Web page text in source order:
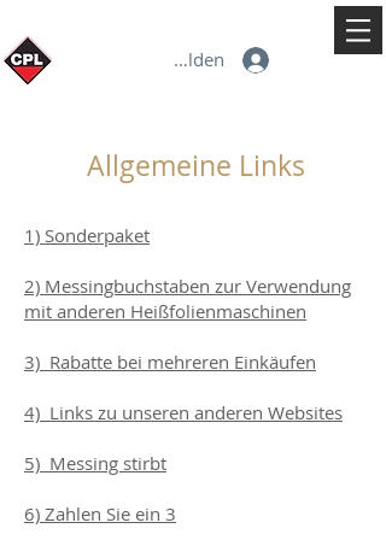
Anmelden
Allgemeine Links
1) Sonderpaket
2) Messingbuchstaben zur Verwendung
mit anderen Heißfolienmaschinen
3) Rabatte bei mehreren Einkäufen
4) Links zu unseren anderen Websites
5) Messing stirbt
6) Zahlen Sie ein 3